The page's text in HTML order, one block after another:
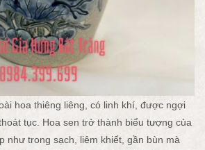
hoa thiêng liêng, có linh khí, được ngợi
tục. Hoa sen trở thành biểu tượng của
như trong sạch, liêm khiết, gần bùn mà